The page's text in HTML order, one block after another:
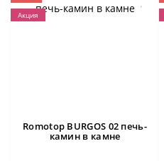
Акция
Romotop BURGOS 02 печь-
камин в камне